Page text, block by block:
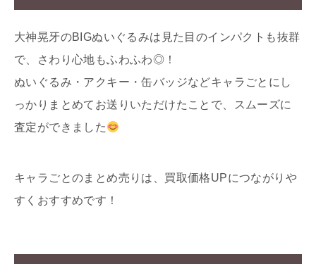
大神晃牙のBIGぬいぐるみは見た目のインパクトも抜群
で、さわり心地もふわふわ◎！
ぬいぐるみ・アクキー・缶バッジなどキャラごとにし
っかりまとめてお送りいただけたことで、スムーズに
査定ができました
キャラごとのまとめ売りは、買取価格UPにつながりや
すくおすすめです！